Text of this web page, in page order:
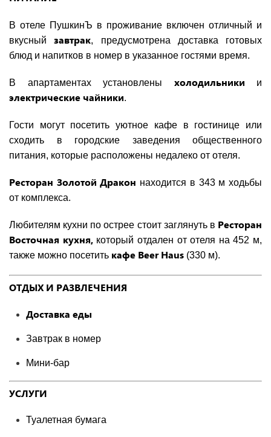
В отеле ПушкинЪ в проживание включен отличный и
вкусныйзавтрак, предусмотрена доставка готовых
блюд и напитков в номер в указанное гостями время.
В апартаментах установлены холодильники и
электрические чайники.
Гости могут посетить уютное кафе в гостинице или
сходить в городские заведения общественного
питания, которые расположены недалеко от отеля.
Ресторан Золотой Дракон находится в 343 м ходьбы
от комплекса.
Любителям кухни по острее стоит заглянуть в Ресторан
Восточная кухня, который отдален от отеля на 452 м,
также можно посетить кафе Beer Haus (330 м).
ОТДЫХ И РАЗВЛЕЧЕНИЯ
Доставка еды
Завтрак в номер
Мини-бар
УСЛУГИ
Туалетная бумага